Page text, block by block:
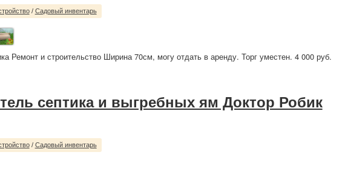
/ Садовый инвентарь
Ремонт и строительство Ширина 70см, могу отдать в аренду. Торг уместен. 4 000 руб.
септика и выгребных ям Доктор Робик
/ Садовый инвентарь